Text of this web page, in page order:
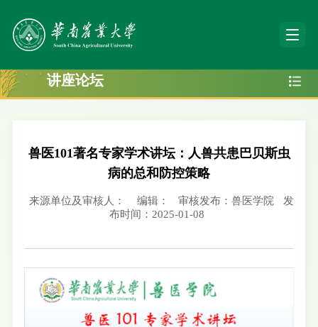
讲座论坛
兽医101著名专家学术讲坛：人兽共患巴贝斯虫
病的总和防控策略
来源单位及审核人： 编辑： 审核发布：兽医学院
发
布时间：2025-01-08